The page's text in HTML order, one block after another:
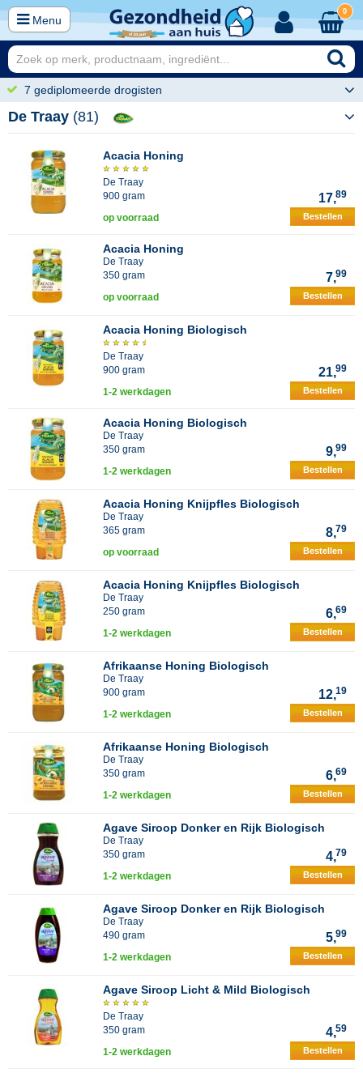
Menu
0
7 gediplomeerde drogisten
De Traay (81)
Acacia Honing
De Traay
900 gram
17,89
op voorraad Bestellen
Acacia Honing
De Traay
350 gram
7,99
op voorraad Bestellen
Acacia Honing Biologisch
De Traay
900 gram
21,99
1-2 werkdagen Bestellen
Acacia Honing Biologisch
De Traay
350 gram
9,99
1-2 werkdagen Bestellen
Acacia Honing Knijpfles Biologisch
De Traay
365 gram
8,79
op voorraad Bestellen
Acacia Honing Knijpfles Biologisch
De Traay
250 gram
6,69
1-2 werkdagen Bestellen
Afrikaanse Honing Biologisch
De Traay
900 gram
12,19
1-2 werkdagen Bestellen
Afrikaanse Honing Biologisch
De Traay
350 gram
6,69
1-2 werkdagen Bestellen
Agave Siroop Donker en Rijk Biologisch
De Traay
350 gram
4,79
1-2 werkdagen Bestellen
Agave Siroop Donker en Rijk Biologisch
De Traay
490 gram
5,99
1-2 werkdagen Bestellen
Agave Siroop Licht & Mild Biologisch
De Traay
350 gram
4,59
1-2 werkdagen Bestellen